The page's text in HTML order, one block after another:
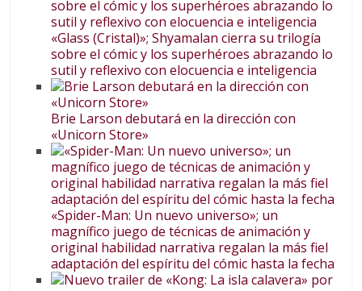
«Glass (Cristal)»; Shyamalan cierra su trilogía
sobre el cómic y los superhéroes abrazando lo
sutil y reflexivo con elocuencia e inteligencia
Brie Larson debutará en la dirección con
«Unicorn Store»
«Spider-Man: Un nuevo universo»; un
magnífico juego de técnicas de animación y
original habilidad narrativa regalan la más fiel
adaptación del espíritu del cómic hasta la fecha